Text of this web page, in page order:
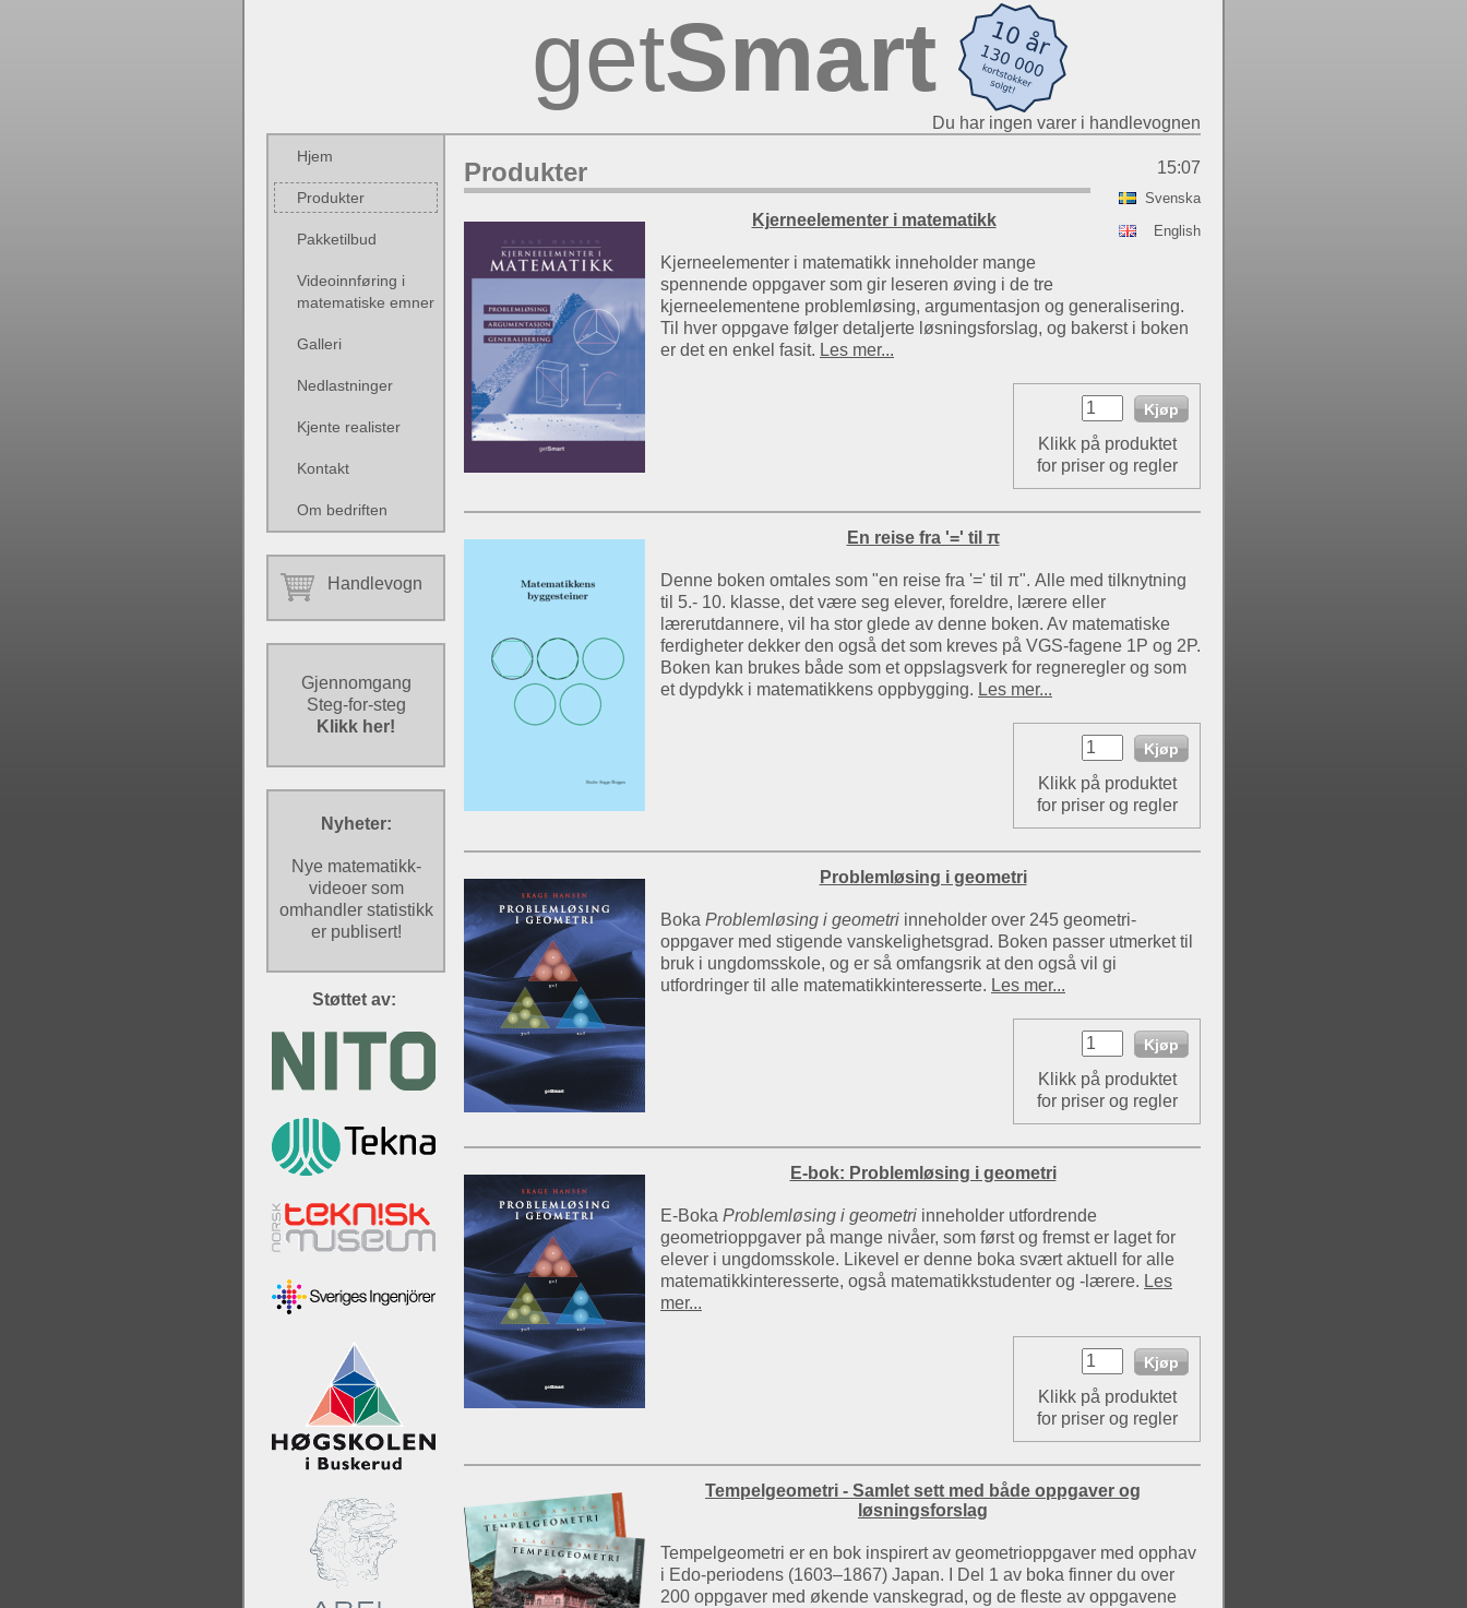
getSmart
Du har ingen varer i handlevognen
15:07
Svenska
English
Produkter
Kjerneelementer i matematikk
Kjerneelementer i matematikk inneholder mange
spennende oppgaver som gir leseren øving i de tre
kjerneelementene problemløsing, argumentasjon og generalisering.
Til hver oppgave følger detaljerte løsningsforslag, og bakerst i boken
er det en enkel fasit. Les mer...
Klikk på produktet
for priser og regler
En reise fra '=' til π
Denne boken omtales som "en reise fra '=' til π". Alle med tilknytning
til 5.- 10. klasse, det være seg elever, foreldre, lærere eller
lærerutdannere, vil ha stor glede av denne boken. Av matematiske
ferdigheter dekker den også det som kreves på VGS-fagene 1P og 2P.
Boken kan brukes både som et oppslagsverk for regneregler og som
et dypdykk i matematikkens oppbygging. Les mer...
Klikk på produktet
for priser og regler
Problemløsing i geometri
Boka Problemløsing i geometri inneholder over 245 geometri-
oppgaver med stigende vanskelighetsgrad. Boken passer utmerket til
bruk i ungdomsskole, og er så omfangsrik at den også vil gi
utfordringer til alle matematikkinteresserte. Les mer...
Klikk på produktet
for priser og regler
E-bok: Problemløsing i geometri
E-Boka Problemløsing i geometri inneholder utfordrende
geometrioppgaver på mange nivåer, som først og fremst er laget for
elever i ungdomsskole. Likevel er denne boka svært aktuell for alle
matematikkinteresserte, også matematikkstudenter og -lærere. Les
mer...
Klikk på produktet
for priser og regler
Tempelgeometri - Samlet sett med både oppgaver og
løsningsforslag
Tempelgeometri er en bok inspirert av geometrioppgaver med opphav
i Edo-periodens (1603–1867) Japan. I Del 1 av boka finner du over
200 oppgaver med økende vanskegrad, og de fleste av oppgavene
Hjem
Produkter
Pakketilbud
Videoinnføring i
matematiske emner
Galleri
Nedlastninger
Kjente realister
Kontakt
Om bedriften
Handlevogn
Gjennomgang
Steg-for-steg
Klikk her!
Nyheter:
Nye matematikk-
videoer som
omhandler statistikk
er publisert!
Støttet av: